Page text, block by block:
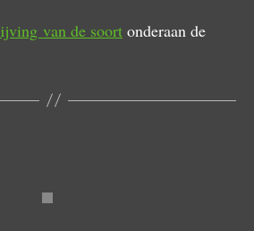
van de soort onderaan de